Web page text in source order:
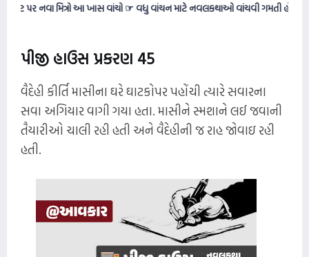
મિત્રો આ ખાસ વાંચો ☞ વધુ વાંચન માટે નવલકથાઓ વાંચવી ગમતી હોય તો આ
પીજી હાઉસ પ્રકરણ 45
વૈદેહી કીર્તિ માસીના ઘરે ઘાટકોપર પહોંચી ત્યારે સવારના
સવા અગિયાર વાગી ગયા હતા. માસીને સ્મશાને લઈ જવાની
તૈયારીઓ ચાલી રહી હતી અને વૈદેહીની જ રાહ જોવાઇ રહી
હતી.